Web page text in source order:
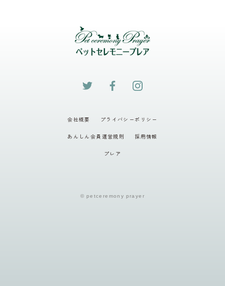
会社概要 プライバシーポリシー
あんしん会員運営規則 採用情報
プレア
© petceremony prayer